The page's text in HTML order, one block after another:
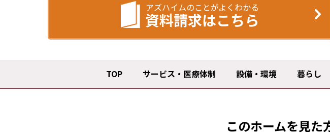
アズハイムのことがよくわかる
資料請求はこちら
TOP サービス・医療体制 設備・環境 暮らし
このホームを見た